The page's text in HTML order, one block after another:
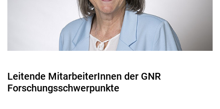
Leitende MitarbeiterInnen der GNR
Forschungsschwerpunkte